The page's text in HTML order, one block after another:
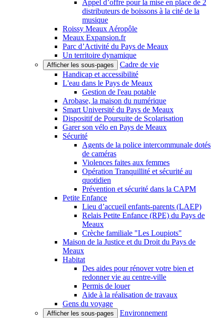
Appel d’offre pour la mise en place de 2
distributeurs de boissons à la cité de la
musique
Roissy Meaux Aéropôle
Meaux Expansion.fr
Parc d’Activité du Pays de Meaux
Un territoire dynamique
Afficher les sous-pages
Cadre de vie
Handicap et accessibilité
L'eau dans le Pays de Meaux
Gestion de l'eau potable
Arobase, la maison du numérique
Smart Université du Pays de Meaux
Dispositif de Poursuite de Scolarisation
Garer son vélo en Pays de Meaux
Sécurité
Agents de la police intercommunale dotés
de caméras
Violences faites aux femmes
Opération Tranquillité et sécurité au
quotidien
Prévention et sécurité dans la CAPM
Petite Enfance
Lieu d’accueil enfants-parents (LAEP)
Relais Petite Enfance (RPE) du Pays de
Meaux
Crèche familiale "Les Loupiots"
Maison de la Justice et du Droit du Pays de
Meaux
Habitat
Des aides pour rénover votre bien et
redonner vie au centre-ville
Permis de louer
Aide à la réalisation de travaux
Gens du voyage
Afficher les sous-pages
Environnement